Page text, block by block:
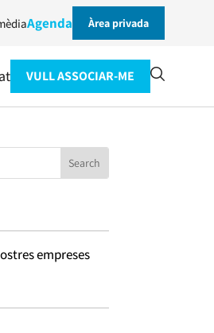
Agenda Àrea privada
VULL ASSOCIAR-ME
empreses